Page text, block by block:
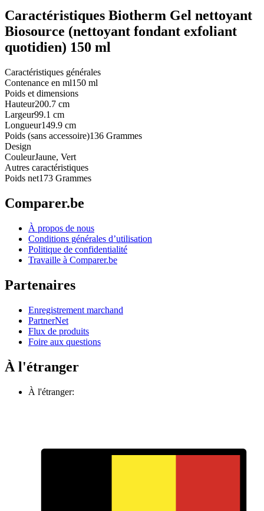
Caractéristiques Biotherm Gel nettoyant
Biosource (nettoyant fondant exfoliant
quotidien) 150 ml
Caractéristiques générales
Contenance en ml150 ml
Poids et dimensions
Hauteur200.7 cm
Largeur99.1 cm
Longueur149.9 cm
Poids (sans accessoire)136 Grammes
Design
CouleurJaune, Vert
Autres caractéristiques
Poids net173 Grammes
Comparer.be
À propos de nous
Conditions générales d’utilisation
Politique de confidentialité
Travaille à Comparer.be
Partenaires
Enregistrement marchand
PartnerNet
Flux de produits
Foire aux questions
À l'étranger
À l'étranger: